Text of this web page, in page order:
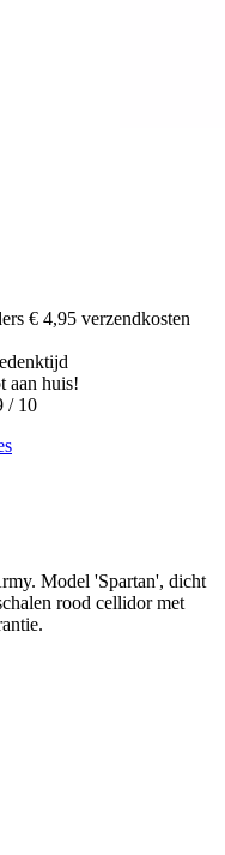
€ 4,95 verzendkosten
aan huis!
/ 10
Model 'Spartan', dicht
rood cellidor met